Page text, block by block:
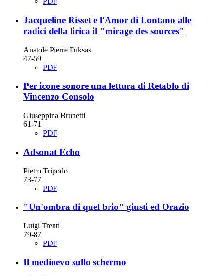
Jacqueline Risset e l'Amor di Lontano alle
radici della lirica il "mirage des sources"
Anatole Pierre Fuksas
47-59
PDF
Per icone sonore una lettura di Retablo di
Vincenzo Consolo
Giuseppina Brunetti
61-71
PDF
Adsonat Echo
Pietro Tripodo
73-77
PDF
"Un'ombra di quel brio" giusti ed Orazio
Luigi Trenti
79-87
PDF
Il medioevo sullo schermo